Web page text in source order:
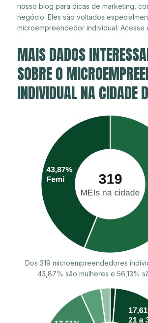
nosso blog para dicas de marketing,
negócio. Eles são voltados
microempreendedor individual. Acesse
MAIS DADOS
SOBRE O
INDIVIDUAL NA CIDADE
Dos 319 microempreendedores
43,87% são mulheres e 56,13%